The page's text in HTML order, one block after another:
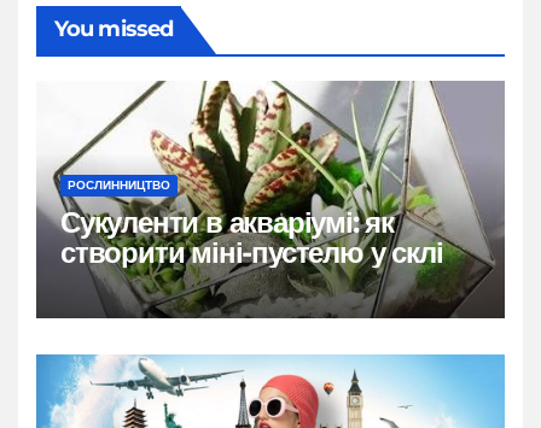
You missed
РОСЛИННИЦТВО
Сукуленти в акваріумі: як
створити міні-пустелю у склі